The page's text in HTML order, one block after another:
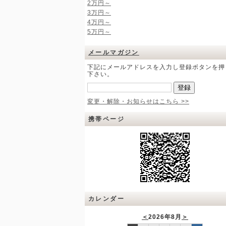
2万円～
3万円～
4万円～
5万円～
メールマガジン
下記にメールアドレスを入力し登録ボタンを
下さい。
変更・解除・お知らせはこちら >>
携帯ページ
カレンダー
＜ 2026年8月 ＞